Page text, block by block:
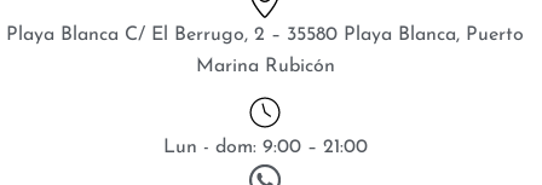
Playa Blanca C/ El Berrugo, 2 – 35580 Playa Blanca, Puerto
Marina Rubicón
Lun - dom: 9:00 – 21:00